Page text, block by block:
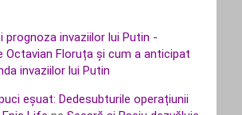
prognoza invaziilor lui Putin -
Octavian Floruța și cum a anticipat
invaziilor lui Putin
eșuat: Dedesubturile operațiunii